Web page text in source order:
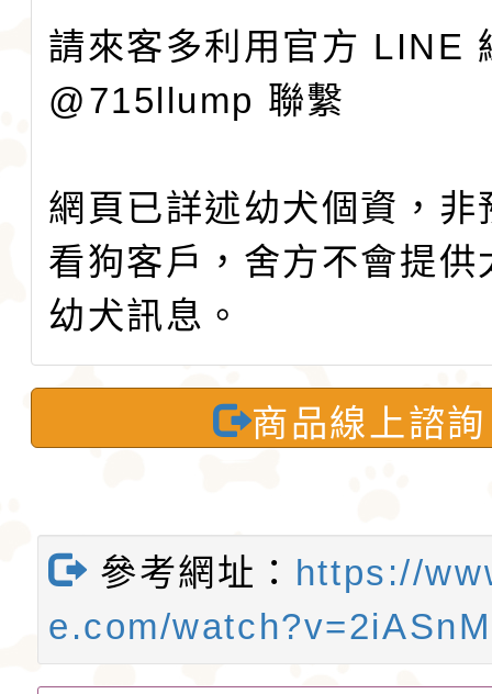
請來客多利用官方 LINE
@715llump 聯繫
網頁已詳述幼犬個資，非
看狗客戶，舍方不會提供
幼犬訊息。
商品線上諮詢
參考網址： https://
e.com/